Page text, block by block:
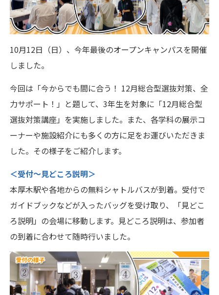
KAITの魅力、もっと紹介！
奨学金制度について
保護者の方へ
高大連携・探究学習支援
このサイトについて
資料請求 デジタル
パンフレット
10月12日（日）、今年最後のオープンキャンパスを開催
しました。
今回は「今からでも間に合う！ 12月総合型選抜対策、全
力サポート！」と題して、3年生を対象に「12月総合型
選抜対策講座」を実施しました。また、各学科の展示コ
ーナーや施設紹介にも多くの方に足をお運びいただきま
した。その様子をご紹介します。
＜受付〜見どころ説明＞
本厚木駅や各地からの無料シャトルバスが到着。受付で
ガイドブックなどが入ったバッグを受け取り、「見どこ
ろ説明」の会場に移動します。見どころ説明は、参加者
の到着に合わせて随時行いました。